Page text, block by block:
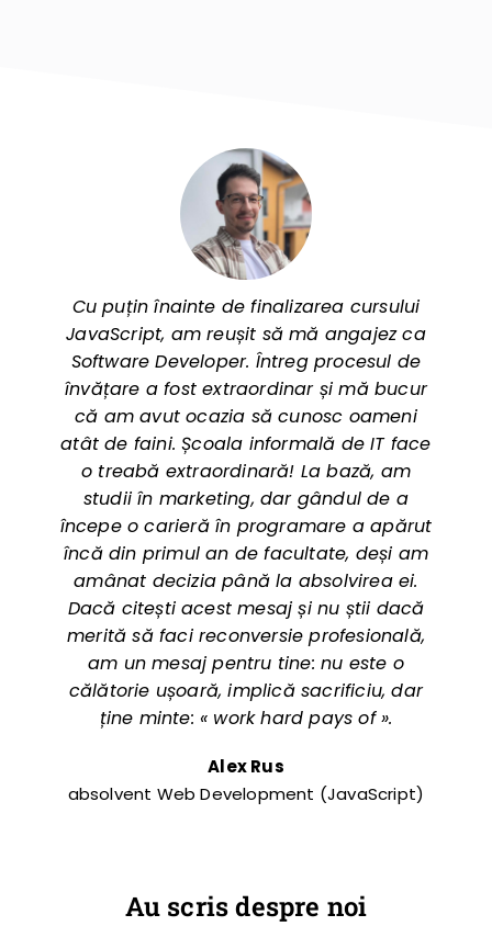
Cu puțin înainte de finalizarea cursului
JavaScript, am reușit să mă angajez ca
Software Developer. Întreg procesul de
învățare a fost extraordinar și mă bucur
că am avut ocazia să cunosc oameni
atât de faini. Școala informală de IT face
o treabă extraordinară! La bază, am
studii în marketing, dar gândul de a
începe o carieră în programare a apărut
încă din primul an de facultate, deși am
amânat decizia până la absolvirea ei.
Dacă citești acest mesaj și nu știi dacă
merită să faci reconversie profesională,
am un mesaj pentru tine: nu este o
călătorie ușoară, implică sacrificiu, dar
ține minte: « work hard pays of ».
Alex Rus
absolvent Web Development (JavaScript)
Au scris despre noi